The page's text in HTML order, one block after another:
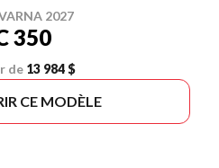
2027
350
de 13 984 $
CE MODÈLE